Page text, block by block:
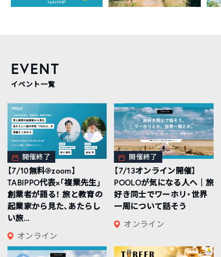
EVENT
イベント一覧
開催終了
【7/10無料@zoom】
TABIPPO代表×「複業先生」
創業者が語る！ 旅と教育の
起業家から見た、あたらし
い旅...
オンライン
開催終了
【7/13オンライン開催】
POOLOが気になる人へ｜旅
好き同士でワーホリ・世界
一周について話そう
オンライン